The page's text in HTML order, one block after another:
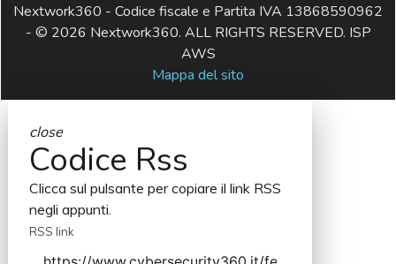
Nextwork360 - Codice fiscale e Partita IVA 13868590962
- © 2026 Nextwork360. ALL RIGHTS RESERVED. ISP
AWS
Mappa del sito
close
Codice Rss
Clicca sul pulsante per copiare il link RSS
negli appunti.
RSS link